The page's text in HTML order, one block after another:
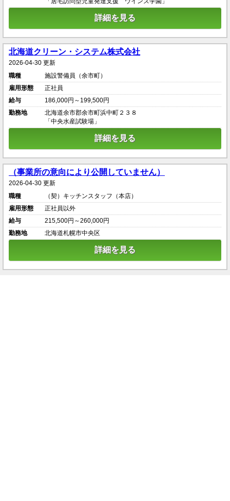
詳細を見る
北海道クリーン・システム株式会社
2026-04-30 更新
職種
施設警備員（余市町）
雇用形態
正社員
給与
186,000円～199,500円
勤務地
北海道余市郡余市町浜中町２３８
「中央水産試験場」
詳細を見る
（事業所の意向により公開していません）
2026-04-30 更新
職種
（契）キッチンスタッフ（本店）
雇用形態
正社員以外
給与
215,500円～260,000円
勤務地
北海道札幌市中央区
詳細を見る